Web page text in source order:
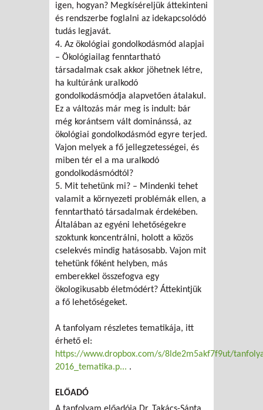
igen, hogyan? Megkíséreljük áttekinteni
és rendszerbe foglalni az idekapcsolódó
tudás legjavát.
4. Az ökológiai gondolkodásmód alapjai
– Ökológiailag fenntartható
társadalmak csak akkor jöhetnek létre,
ha kultúránk uralkodó
gondolkodásmódja alapvetően átalakul.
Ez a változás már meg is indult: bár
még korántsem vált dominánssá, az
ökológiai gondolkodásmód egyre terjed.
Vajon melyek a fő jellegzetességei, és
miben tér el a ma uralkodó
gondolkodásmódtól?
5. Mit tehetünk mi? – Mindenki tehet
valamit a környezeti problémák ellen, a
fenntartható társadalmak érdekében.
Általában az egyéni lehetőségekre
szoktunk koncentrálni, holott a közös
cselekvés mindig hatásosabb. Vajon mit
tehetünk főként helyben, más
emberekkel összefogva egy
ökologikusabb életmódért? Áttekintjük
a fő lehetőségeket.
A tanfolyam részletes tematikája, itt
érhető el:
https://www.dropbox.com/s/8lde2m5akf7f9ut/
2016_tematika.p... .
ELŐADÓ